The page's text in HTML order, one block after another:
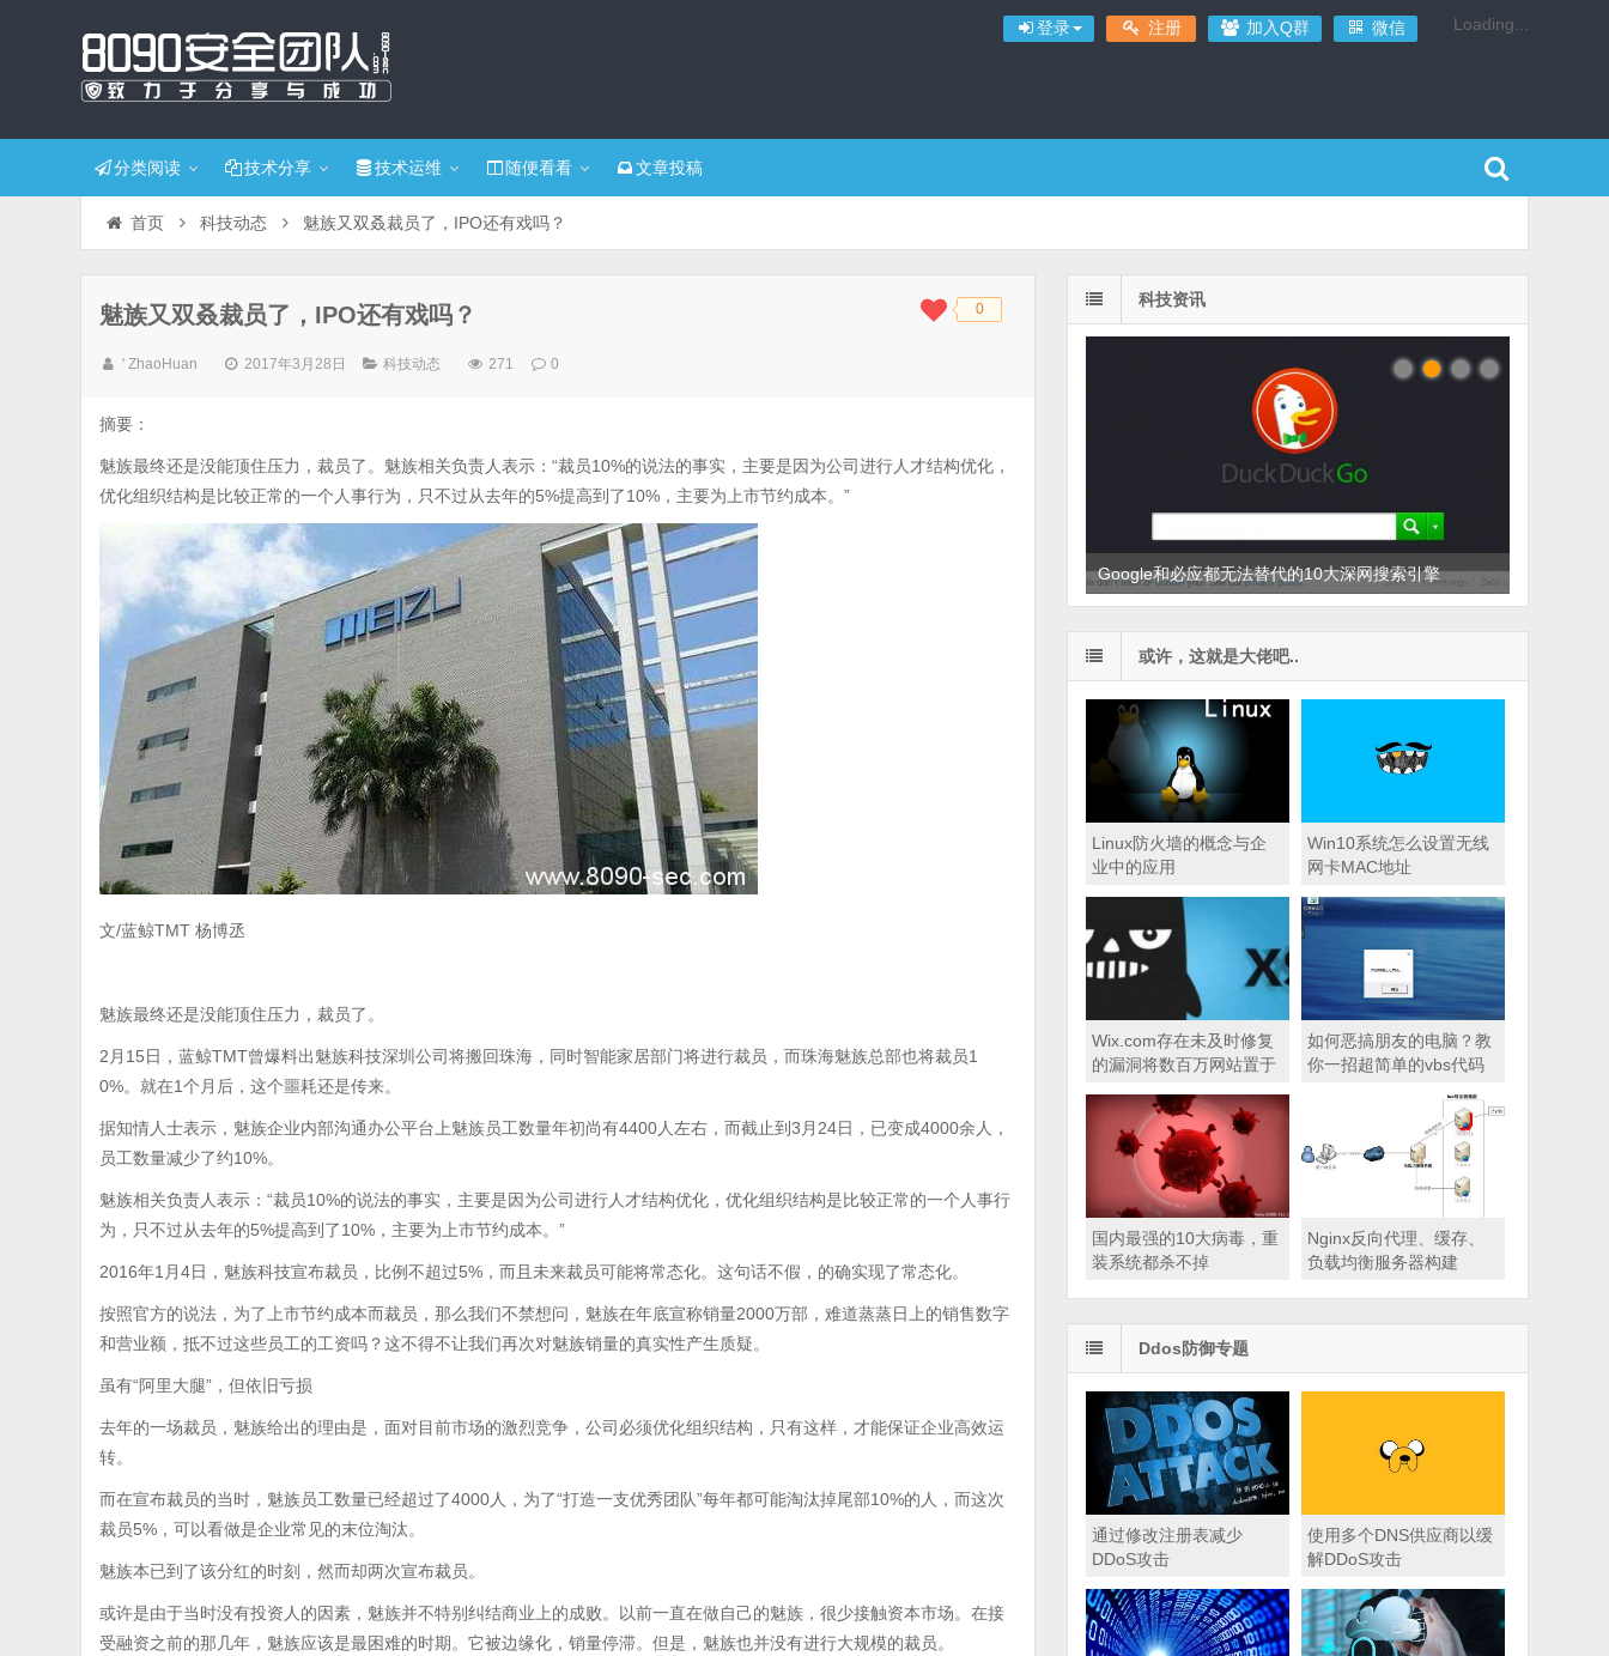
登录 注册 加入Q群 微信 Loading...
分类阅读 技术分享 技术运维 随便看看 文章投稿
首页 科技动态 魅族又双叒裁员了，IPO还有戏吗？
◆◆ 0
魅族又双叒裁员了，IPO还有戏吗？
' ZhaoHuan 2017年3月28日 科技动态 271 0
摘要：
魅族最终还是没能顶住压力，裁员了。魅族相关负责人表示：“裁员10%的说法的事实，主要是因为公司进行人才结构优化，
优化组织结构是比较正常的一个人事行为，只不过从去年的5%提高到了10%，主要为上市节约成本。”
文/蓝鲸TMT 杨博丞
魅族最终还是没能顶住压力，裁员了。
2月15日，蓝鲸TMT曾爆料出魅族科技深圳公司将搬回珠海，同时智能家居部门将进行裁员，而珠海魅族总部也将裁员1
0%。就在1个月后，这个噩耗还是传来。
据知情人士表示，魅族企业内部沟通办公平台上魅族员工数量年初尚有4400人左右，而截止到3月24日，已变成4000余人，
员工数量减少了约10%。
魅族相关负责人表示：“裁员10%的说法的事实，主要是因为公司进行人才结构优化，优化组织结构是比较正常的一个人事行
为，只不过从去年的5%提高到了10%，主要为上市节约成本。”
2016年1月4日，魅族科技宣布裁员，比例不超过5%，而且未来裁员可能将常态化。这句话不假，的确实现了常态化。
按照官方的说法，为了上市节约成本而裁员，那么我们不禁想问，魅族在年底宣称销量2000万部，难道蒸蒸日上的销售数字
和营业额，抵不过这些员工的工资吗？这不得不让我们再次对魅族销量的真实性产生质疑。
虽有“阿里大腿”，但依旧亏损
去年的一场裁员，魅族给出的理由是，面对目前市场的激烈竞争，公司必须优化组织结构，只有这样，才能保证企业高效运
转。
而在宣布裁员的当时，魅族员工数量已经超过了4000人，为了“打造一支优秀团队”每年都可能淘汰掉尾部10%的人，而这次
裁员5%，可以看做是企业常见的末位淘汰。
魅族本已到了该分红的时刻，然而却两次宣布裁员。
或许是由于当时没有投资人的因素，魅族并不特别纠结商业上的成败。以前一直在做自己的魅族，很少接触资本市场。在接
受融资之前的那几年，魅族应该是最困难的时期。它被边缘化，销量停滞。但是，魅族也并没有进行大规模的裁员。
科技资讯
Google和必应都无法替代的10大深网搜索引擎
或许，这就是大佬吧..
Linux防火墙的概念与企
业中的应用
Win10系统怎么设置无线
网卡MAC地址
Wix.com存在未及时修复
的漏洞将数百万网站置于
如何恶搞朋友的电脑？教
你一招超简单的vbs代码
国内最强的10大病毒，重
装系统都杀不掉
Nginx反向代理、缓存、
负载均衡服务器构建
Ddos防御专题
通过修改注册表减少
DDoS攻击
使用多个DNS供应商以缓
解DDoS攻击